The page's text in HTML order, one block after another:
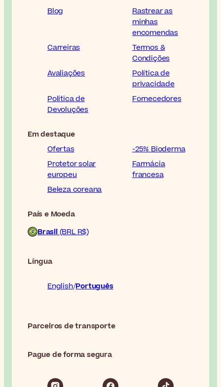
Blog
Rastrear as
minhas
encomendas
Carreiras
Termos &
Condições
Avaliações
Política de
privacidade
Política de
Devoluções
Fornecedores
Em destaque
Ofertas
-25% Bioderma
Protetor solar
europeu
Farmácia
francesa
Beleza coreana
País e Moeda
Brasil (BRL R$)
Língua
English Português
Parceiros de transporte
Pague de forma segura